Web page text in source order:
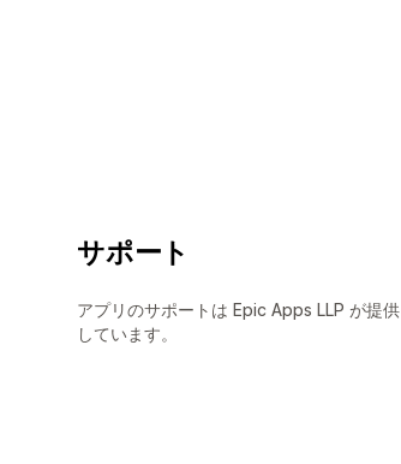
サポート
アプリのサポートは Epic Apps LLP が提供
しています。